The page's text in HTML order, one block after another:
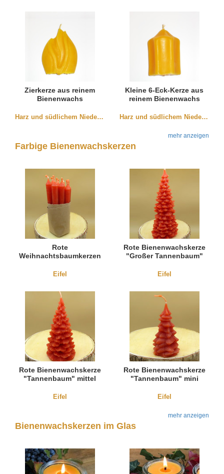
Zierkerze aus reinem
Bienenwachs
Harz und südlichem Niedersachen
Kleine 6-Eck-Kerze aus
reinem Bienenwachs
Harz und südlichem Niedersachen
mehr anzeigen
Farbige Bienenwachskerzen
Rote
Weihnachtsbaumkerzen
Stück)
Eifel
Rote Bienenwachskerze
"Großer Tannenbaum"
Eifel
Rote Bienenwachskerze
"Tannenbaum" mittel
Eifel
Rote Bienenwachskerze
"Tannenbaum" mini
Eifel
mehr anzeigen
Bienenwachskerzen im Glas